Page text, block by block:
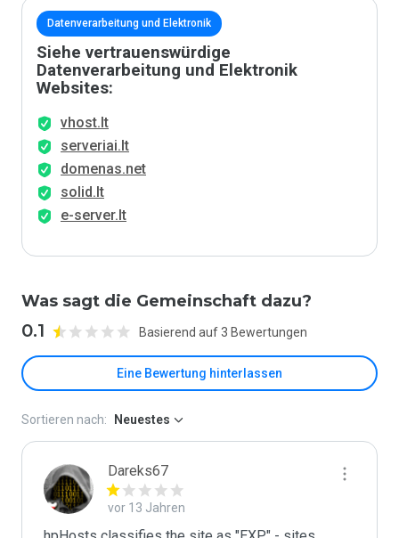
Datenverarbeitung und Elektronik
Siehe vertrauenswürdige
Datenverarbeitung und Elektronik
Websites:
vhost.lt
serveriai.lt
domenas.net
solid.lt
e-server.lt
Was sagt die Gemeinschaft dazu?
0.1 Basierend auf 3 Bewertungen
Eine Bewertung hinterlassen
Sortieren nach: Neuestes
Dareks67
vor 13 Jahren